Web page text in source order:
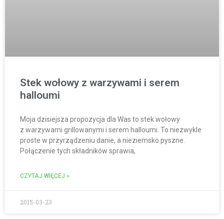
Stek wołowy z warzywami i serem
halloumi
Moja dzisiejsza propozycja dla Was to stek wołowy
z warzywami grillowanymi i serem halloumi. To niezwykle
proste w przyrządzeniu danie, a nieziemsko pyszne.
Połączenie tych składników sprawia,
CZYTAJ WIĘCEJ »
2015-03-23